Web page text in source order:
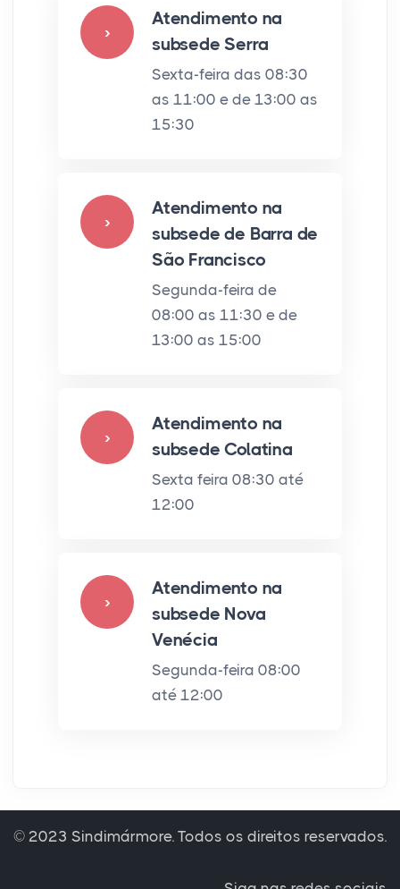
›
Atendimento na
subsede Serra
Sexta-feira das 08:30
as 11:00 e de 13:00 as
15:30
›
Atendimento na
subsede de Barra de
São Francisco
Segunda-feira de
08:00 as 11:30 e de
13:00 as 15:00
›
Atendimento na
subsede Colatina
Sexta feira 08:30 até
12:00
›
Atendimento na
subsede Nova
Venécia
Segunda-feira 08:00
até 12:00
© 2023 Sindimármore. Todos os direitos reservados.